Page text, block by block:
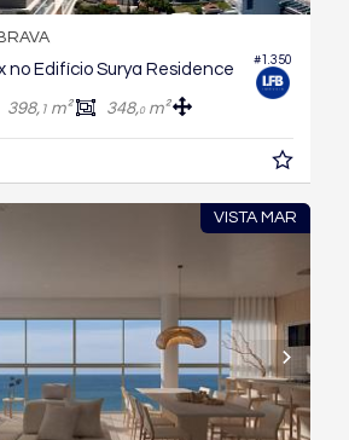
#1.350
no Edifício Surya Residence
398, 1 m² 348,0m²
VISTA MAR